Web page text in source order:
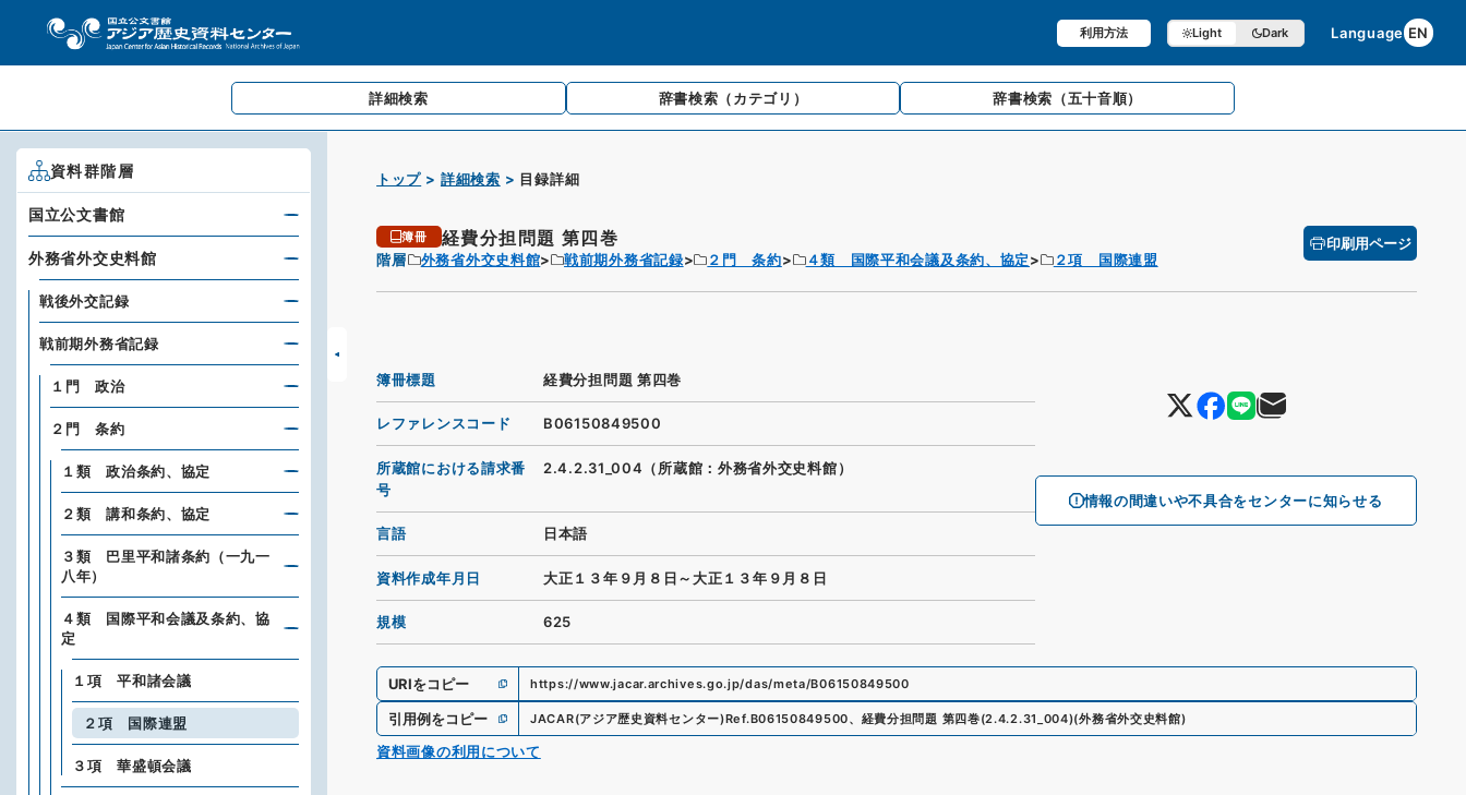
利用方法 Light Dark Language EN
詳細検索 辞書検索 （カテゴリ） 辞書検索 （五十音順）
トップ 詳細検索 目録詳細
簿冊 経費分担問題 第四巻
階層 外務省外交史料館 戦前期外務省記録 ２門 条約 ４類 国際平和会議及条約、協定 ２項 国際連盟
印刷用ページ
情報の間違いや不具合をセンターに知らせる
簿冊標題 経費分担問題 第四巻
レファレンスコード B06150849500
所蔵館における請求番
号
2.4.2.31_004（所蔵館：外務省外交史料館）
言語 日本語
資料作成年月日 大正１３年９月８日～大正１３年９月８日
規模 625
URIをコピー https://www.jacar.archives.go.jp/das/meta/B06150849500
引用例をコピー JACAR(アジア歴史資料センター)Ref.B06150849500、 経費分担問題 第四巻(2.4.2.31_004)(外務省外交史料館)
資料画像の利用について
資料群階層
国立公文書館
外務省外交史料館
戦後外交記録
戦前期外務省記録
１門 政治
２門 条約
１類 政治条約、協定
２類 講和条約、協定
３類 巴里平和諸条約（一九一
八年）
４類 国際平和会議及条約、協
定
１項 平和諸会議
２項 国際連盟
３項 華盛頓会議